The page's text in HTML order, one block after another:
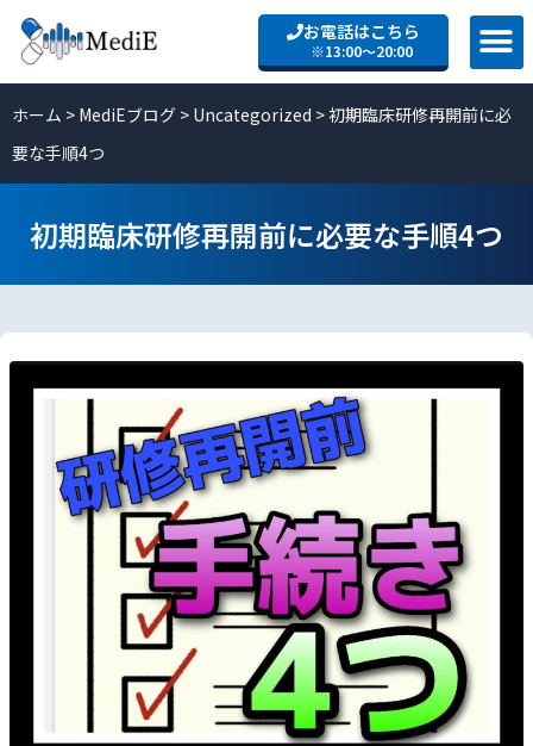
お電話はこちら
※13:00〜20:00
ホーム > MediEブログ > Uncategorized >初期臨床研修再開前に必
要な手順4つ
初期臨床研修再開前に必要な手順4つ